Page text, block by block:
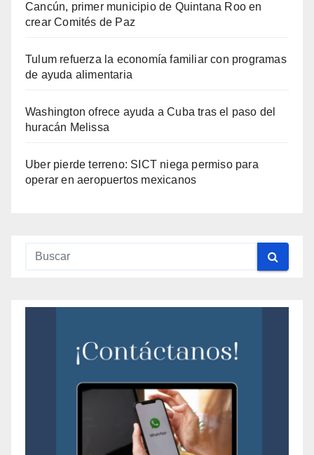
Cancún, primer municipio de Quintana Roo en
crear Comités de Paz
Tulum refuerza la economía familiar con programas
de ayuda alimentaria
Washington ofrece ayuda a Cuba tras el paso del
huracán Melissa
Uber pierde terreno: SICT niega permiso para
operar en aeropuertos mexicanos